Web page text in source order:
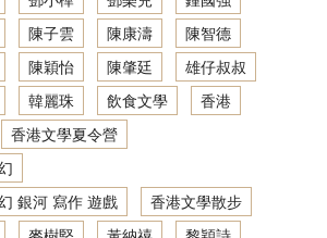
陳子雲 陳康濤
陳智德
陳穎怡 陳肇廷
雄仔叔叔
韓麗珠 飲食文學
香港
香港文學夏令營
銀河 寫作 遊戲
香港文學散步